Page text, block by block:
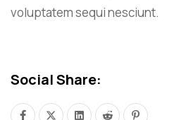
voluptatem sequi nesciunt.
Social Share: